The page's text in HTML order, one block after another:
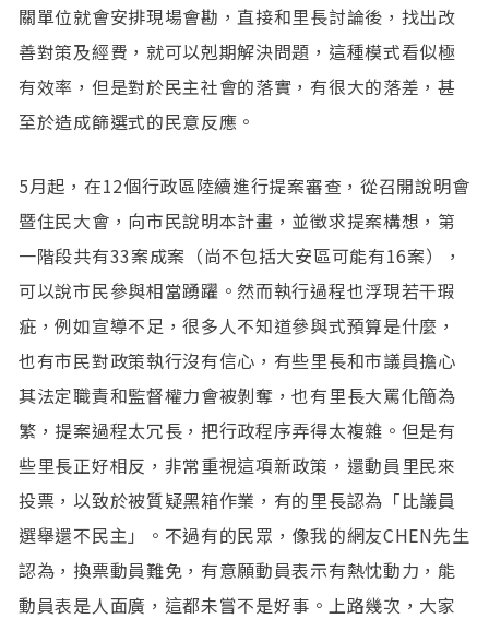
關單位就會安排現場會勘，直接和里長討論後，找出改
善對策及經費，就可以剋期解決問題，這種模式看似極
有效率，但是對於民主社會的落實，有很大的落差，甚
至於造成篩選式的民意反應。
5月起，在12個行政區陸續進行提案審查，從召開說明會
暨住民大會，向市民說明本計畫，並徵求提案構想，第
一階段共有33案成案（尚不包括大安區可能有16案），
可以說市民參與相當踴躍。然而執行過程也浮現若干瑕
疵，例如宣導不足，很多人不知道參與式預算是什麼，
也有市民對政策執行沒有信心，有些里長和市議員擔心
其法定職責和監督權力會被剝奪，也有里長大罵化簡為
繁，提案過程太冗長，把行政程序弄得太複雜。但是有
些里長正好相反，非常重視這項新政策，還動員里民來
投票，以致於被質疑黑箱作業，有的里長認為「比議員
選舉還不民主」。不過有的民眾，像我的網友CHEN先生
認為，換票動員難免，有意願動員表示有熱忱動力，能
動員表是人面廣，這都未嘗不是好事。上路幾次，大家